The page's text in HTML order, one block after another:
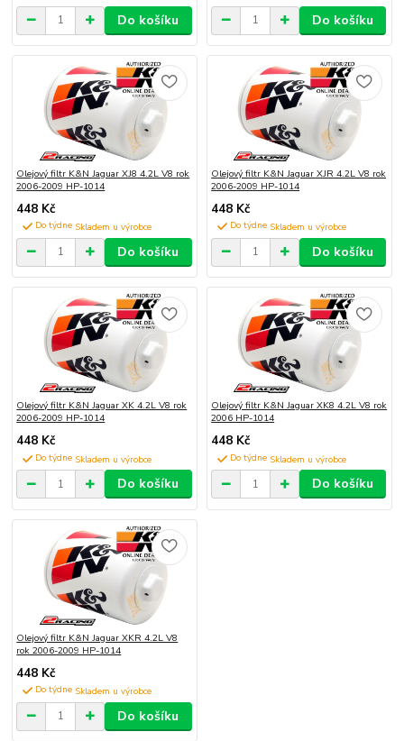
Do košíku Do košíku
Olejový filtr K&N Jaguar XJ8 4.2L V8 rok
2006-2009 HP-1014
448 Kč
Do týdne
Do košíku
Olejový filtr K&N Jaguar XJR 4.2L V8 rok
2006-2009 HP-1014
448 Kč
Do týdne
Do košíku
Olejový filtr K&N Jaguar XK 4.2L V8 rok
2006-2009 HP-1014
448 Kč
Do týdne
Do košíku
Olejový filtr K&N Jaguar XK8 4.2L V8 rok
2006 HP-1014
448 Kč
Do týdne
Do košíku
Olejový filtr K&N Jaguar XKR 4.2L V8
rok 2006-2009 HP-1014
448 Kč
Do týdne
Do košíku